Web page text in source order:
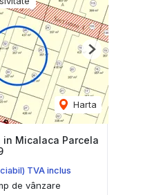
Harta
Next
Micalaca Parcela
TVA inclus
de vânzare